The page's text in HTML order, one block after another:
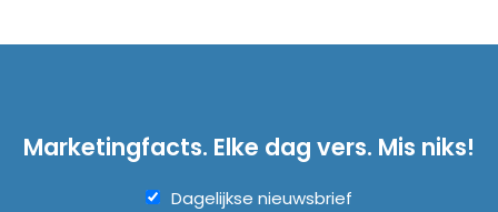
Marketingfacts. Elke dag vers. Mis niks!
Dagelijkse nieuwsbrief